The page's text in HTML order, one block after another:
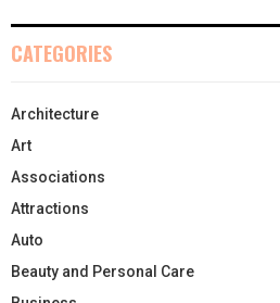
CATEGORIES
Architecture
Art
Associations
Attractions
Auto
Beauty and Personal Care